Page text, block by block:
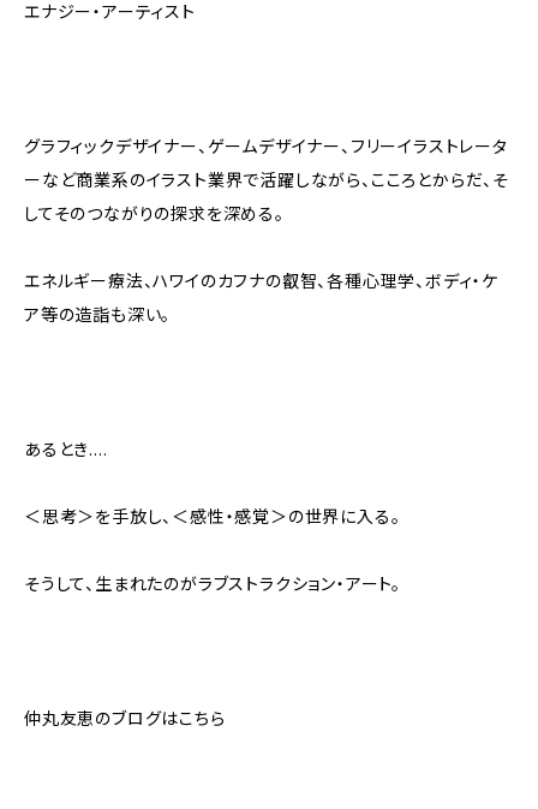
エナジー・アーティスト
グラフィックデザイナー、ゲームデザイナー、フリーイラストレータ
ーなど商業系のイラスト業界で活躍しながら、こころとからだ、そ
してそのつながりの探求を深める。
エネルギー療法、ハワイのカフナの叡智、各種心理学、ボディ・ケ
ア等の造詣も深い。
あるとき....
＜思考＞を手放し、＜感性・感覚＞の世界に入る。
そうして、生まれたのがラブストラクション・アート。
仲丸友恵のブログはこちら